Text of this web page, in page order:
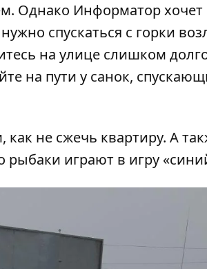
Однако Информатор
спускаться с горки
на улице слишком
на пути у санок,
как не сжечь квартиру. А
рыбаки играют в игру